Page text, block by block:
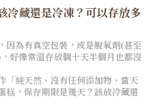
冷藏還是冷凍？可以存放多
因為有真空包裝，或是脫氧劑(甚至
好像常溫存放個十天半個月也都沒
「純天然、沒有任何添加物、當天
糕，保存期限是幾天？該放冷藏還